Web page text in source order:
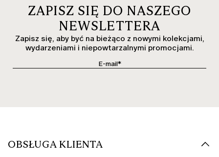
ZAPISZ SIĘ DO NASZEGO
NEWSLETTERA
Zapisz się, aby być na bieżąco z nowymi kolekcjami,
wydarzeniami i niepowtarzalnymi promocjami.
OBSŁUGA KLIENTA